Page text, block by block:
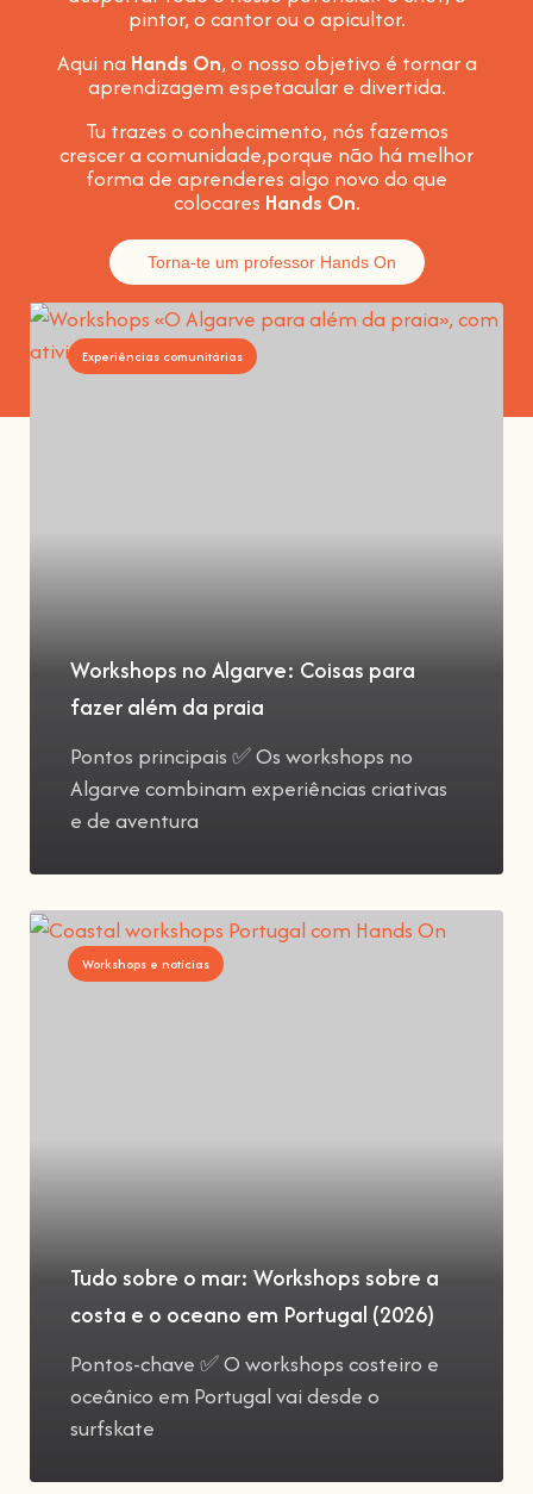
pintor, o cantor ou o apicultor.
Aqui na Hands On, o nosso objetivo é tornar a
aprendizagem espetacular e divertida.
Tu trazes o conhecimento, nós fazemos
crescer a comunidade,porque não há melhor
forma de aprenderes algo novo do que
colocares Hands On.
Torna-te um professor Hands On
Experiências comunitárias
Workshops no Algarve: Coisas para
fazer além da praia
Pontos principais ✅ Os workshops no
Algarve combinam experiências criativas
e de aventura
Workshops e notícias
Tudo sobre o mar: Workshops sobre a
costa e o oceano em Portugal (2026)
Pontos-chave ✅ O workshops costeiro e
oceânico em Portugal vai desde o
surfskate